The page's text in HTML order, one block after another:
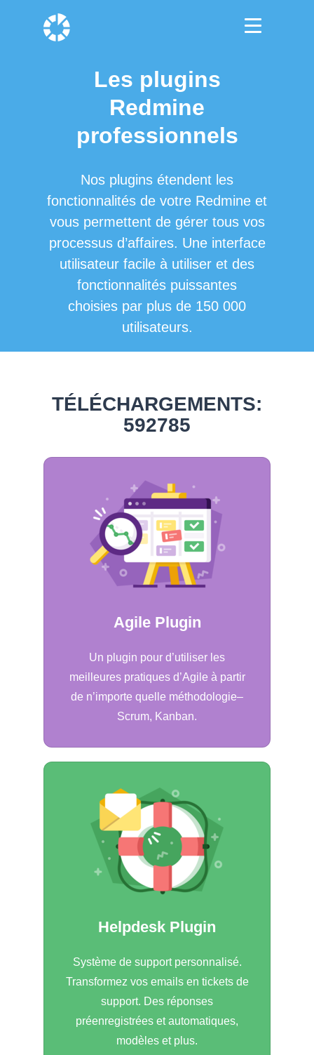
Les plugins
Redmine
professionnels
Nos plugins étendent les
fonctionnalités de votre Redmine et
vous permettent de gérer tous vos
processus d’affaires. Une interface
utilisateur facile à utiliser et des
fonctionnalités puissantes
choisies par plus de 150 000
utilisateurs.
TÉLÉCHARGEMENTS:
592785
Agile Plugin
Un plugin pour d’utiliser les
meilleures pratiques d’Agile à partir
de n’importe quelle méthodologie–
Scrum, Kanban.
Helpdesk Plugin
Système de support personnalisé.
Transformez vos emails en tickets de
support. Des réponses
préenregistrées et automatiques,
modèles et plus.